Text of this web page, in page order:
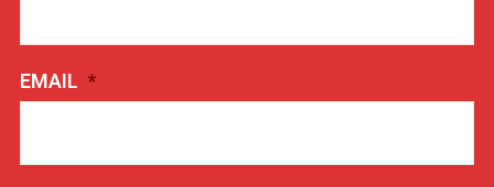
EMAIL *